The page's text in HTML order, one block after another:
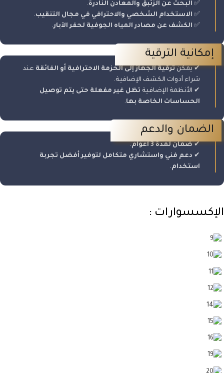
✅ البحث عن الزئبق والمعادن النادرة.
✅ الاستخدام الشخصي والاحترافي في مجال التنقيب.
✅ الكشف عن مصادر المياه الجوفية لحفر الآبار.
إمكانية الترقية
✔ يمكن ترقية الجهاز إلى الحزمة الاحترافية أو الفائقة عند
شراء أدوات الكشف الإضافية.
✔ الأنظمة الإضافية تظل غير مفعلة حتى يتم توصيل
الحساسات الخاصة بها.
الضمان والدعم
✔ ضمان لمدة 3 أعوام
.
✔ دعم فني واستشاري متكامل لتوفير أفضل تجربة
استخدام.
الإكسسوارات :